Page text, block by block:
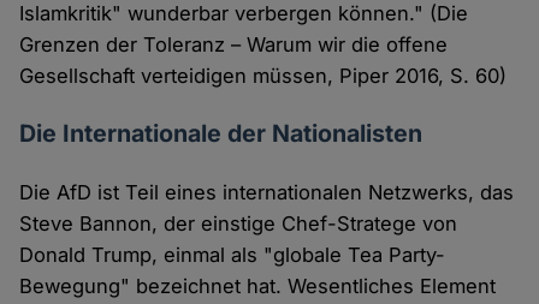
Islamkritik" wunderbar verbergen können." (Die
Grenzen der Toleranz – Warum wir die offene
Gesellschaft verteidigen müssen, Piper 2016, S. 60)
Die Internationale der Nationalisten
Die AfD ist Teil eines internationalen Netzwerks, das
Steve Bannon, der einstige Chef-Stratege von
Donald Trump, einmal als "globale Tea Party-
Bewegung" bezeichnet hat. Wesentliches Element